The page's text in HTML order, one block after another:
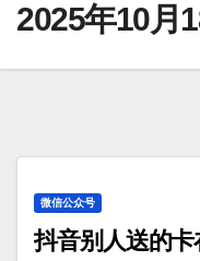
2025年10月
微信公众号
抖音别人送的